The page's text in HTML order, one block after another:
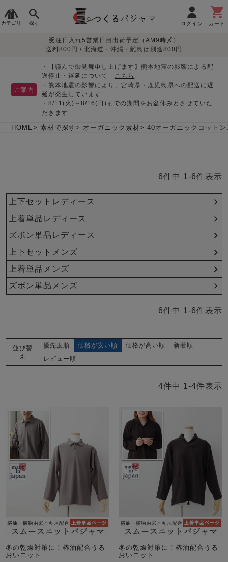
カテゴリ 探す ログイン カート
レディースパジャマ
春
メンズパジャマ
冬
春 夏 秋 冬
ボーイズパジャマ
生地で
さがす
オーガニック素材
サッカー/ちぢみ 楊
起毛/フランネル
売れ筋ランキング
- Item Ranking -
新着商品
- New Arrival -
すべての生地一覧はこちら
目的別で
さがす
敏感肌用
パジャマ
入院・介護
胸が目立たない
パジャマ
そろえたい
体型別におすすめパジ
ャマ
売れ筋ランキング
- Item Ranking -
新着商品
- New Arrival -
目的別でさがす一覧はこちら
デザインで
さがす
羽織・バスロ
上着単品
すべてのメン
ズ
パジャマ
七分袖
前開き かぶり スリーパー
作務衣
羽織・バスロ
ーブ
上着単品
夏パジャマ特集 つくるパジャマとは
について
会社概要
受注日入れ5営業日目出荷予定（AM9時〆）
送料800円 / 北海道・沖縄・離島は別途800円
ご案内
・【謹んで御見舞申し上げます】熊本地震の影響による配
送停止・遅延について こちら
・熊本地震の影響により、宮崎県・鹿児島県への配送に遅
延が発生しています
・8/11(火)～8/16(日)までの期間をお盆休みとさせていた
だきます
HOME 素材で探す オーガニック素材 40オーガニックコット
6件中 1 -6件表示
上下セットレディース
上着単品レディース
ズボン単品レディース
上下セットメンズ
上着単品メンズ
ズボン単品メンズ
6件中 1 -6件表示
並び替
え
優先度順 価格が安い順 価格が高い順
新着順
レビュー順
4件中 1 -4件表示
冬の乾燥対策に！椿油配合うる
おいニット
冬の乾燥対策に！椿油配合うる
おいニット